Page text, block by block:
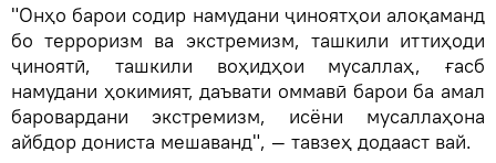
"Онҳо барои содир намудани ҷиноятҳои алоқаманд
бо терроризм ва экстремизм, ташкили иттиҳоди
ҷиноятӣ, ташкили воҳидҳои мусаллаҳ, ғасб
намудани ҳокимият, даъвати оммавӣ барои ба амал
баровардани экстремизм, исёни мусаллаҳона
айбдор дониста мешаванд", — тавзеҳ додааст вай.